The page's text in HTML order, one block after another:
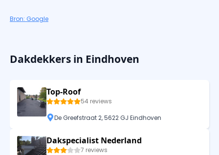
Bron: Google
Dakdekkers in Eindhoven
Top-Roof
54 reviews
De Greefstraat 2, 5622 GJ Eindhoven
Dakspecialist Nederland
7 reviews